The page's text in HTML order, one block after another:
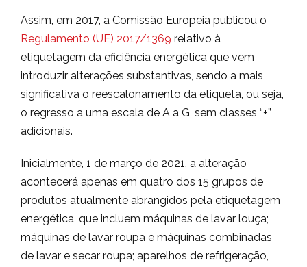
Assim, em 2017, a Comissão Europeia publicou o
Regulamento (UE) 2017/1369 relativo à
etiquetagem da eficiência energética que vem
introduzir alterações substantivas, sendo a mais
significativa o reescalonamento da etiqueta, ou seja,
o regresso a uma escala de A a G, sem classes “+”
adicionais.
Inicialmente, 1 de março de 2021, a alteração
acontecerá apenas em quatro dos 15 grupos de
produtos atualmente abrangidos pela etiquetagem
energética, que incluem máquinas de lavar louça;
máquinas de lavar roupa e máquinas combinadas
de lavar e secar roupa; aparelhos de refrigeração,